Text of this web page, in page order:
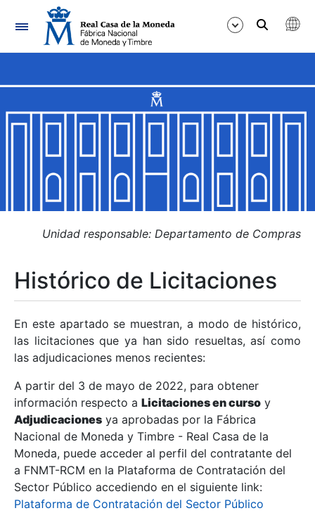
Navegación
Mostrar/Ocultar
Mostrar/Ocultar
Mostrar/Ocultar
Mostrar/Ocultar
Mostrar/Ocultar
Mostrar/Ocultar
Unidad responsable: Departamento de Compras
Histórico de Licitaciones
En este apartado se muestran, a modo de histórico,
las licitaciones que ya han sido resueltas, así como
las adjudicaciones menos recientes:
A partir del 3 de mayo de 2022, para obtener
información respecto a Licitaciones en curso y
Adjudicaciones ya aprobadas por la Fábrica
Nacional de Moneda y Timbre - Real Casa de la
Moneda, puede acceder al perfil del contratante del
a FNMT-RCM en la Plataforma de Contratación del
Sector Público accediendo en el siguiente link:
Plataforma de Contratación del Sector Público